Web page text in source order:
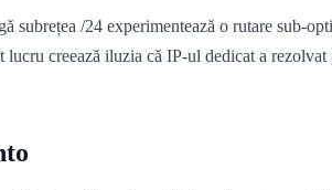
/24 experimentează o rutare sub-
creează iluzia că IP-ul dedicat a rezolvat